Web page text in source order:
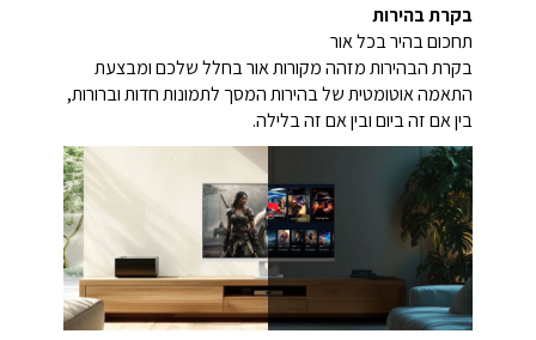
בקרת בהירות
תחכום בהיר בכל אור
בקרת הבהירות מזהה מקורות אור בחלל שלכם ומבצעת
התאמה אוטומטית של בהירות המסך לתמונות חדות וברורות,
בין אם זה ביום ובין אם זה בלילה.